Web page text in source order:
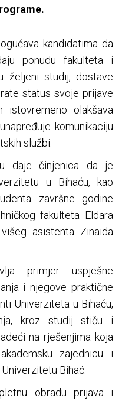
kandidatima da
ponudu fakulteta i
željeni studij, dostave
status svoje prijave
istovremeno olakšava
komunikaciju
službi.
daje činjenica da je
u Bihaću, kao
završne godine
fakulteta Eldara
asistenta Zinaida
primjer uspješne
i njegove praktične
Univerziteta u Bihaću,
kroz studij stiču i
na rješenjima koja
zajednicu i
Bihać.
obradu prijava i